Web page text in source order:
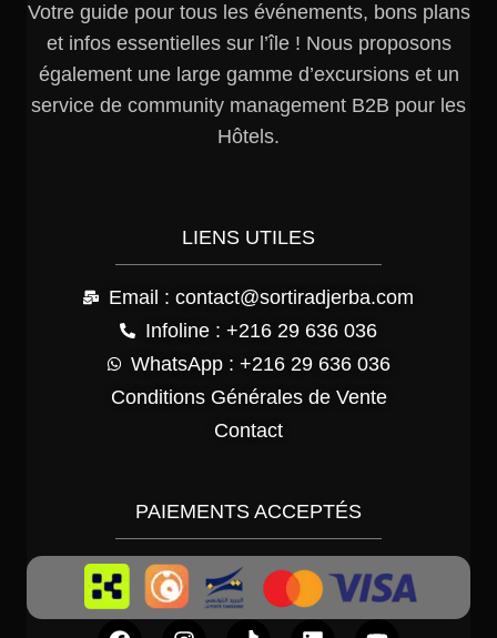
Votre guide pour tous les événements, bons plans
et infos essentielles sur l’île ! Nous proposons
également une large gamme d’excursions et un
service de community management B2B pour les
Hôtels.
LIENS UTILES
Email : contact@sortiradjerba.com
Infoline : +216 29 636 036
WhatsApp : +216 29 636 036
Conditions Générales de Vente
Contact
PAIEMENTS ACCEPTÉS